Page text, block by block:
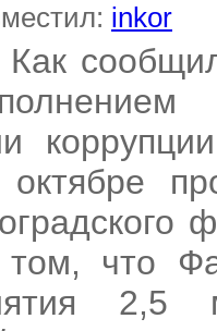
inkor
Как
что